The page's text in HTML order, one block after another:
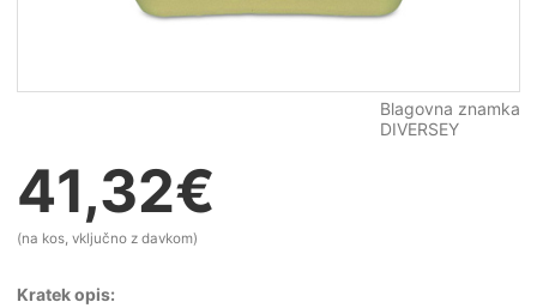
Blagovna znamka
DIVERSEY
41,32€
(na kos, vključno z davkom)
Kratek opis: